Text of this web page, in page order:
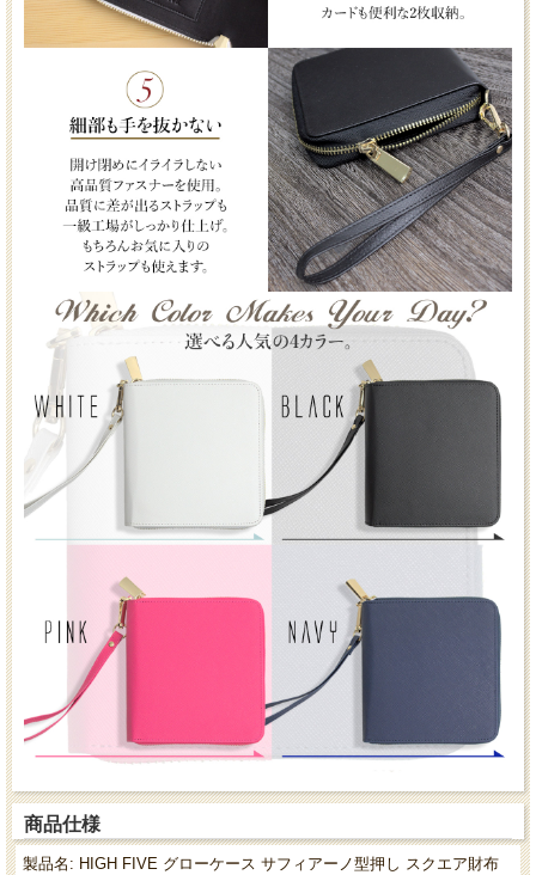
商品仕様
製品名: HIGH FIVE グローケース サフィアーノ型押し スクエア財布